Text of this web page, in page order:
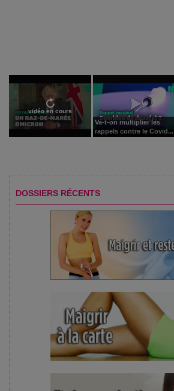
vidéo en cours
Va-t-on multiplier les
rappels contre le Covid...
DOSSIERS RÉCENTS